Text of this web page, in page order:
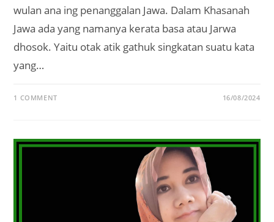
wulan ana ing penanggalan Jawa. Dalam Khasanah
Jawa ada yang namanya kerata basa atau Jarwa
dhosok. Yaitu otak atik gathuk singkatan suatu kata
yang…
1 COMMENT 16/08/2024